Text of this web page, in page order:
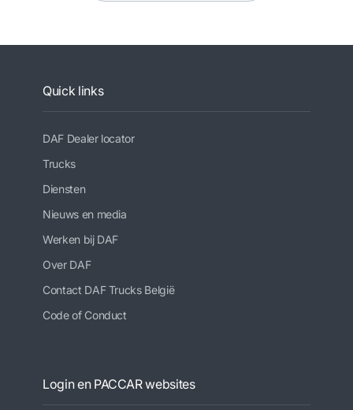
Quick links
DAF Dealer locator
Trucks
Diensten
Nieuws en media
Werken bij DAF
Over DAF
Contact DAF Trucks België
Code of Conduct
Login en PACCAR websites